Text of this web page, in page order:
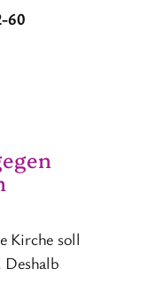
60
Kirche soll